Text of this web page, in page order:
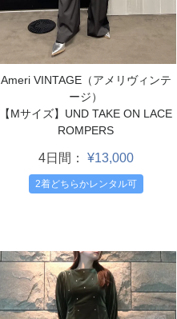
Ameri VINTAGE（アメリヴィンテ
ージ）
【Mサイズ】UND TAKE ON LACE
ROMPERS
4日間： ¥13,000
2着どちらかレンタル可